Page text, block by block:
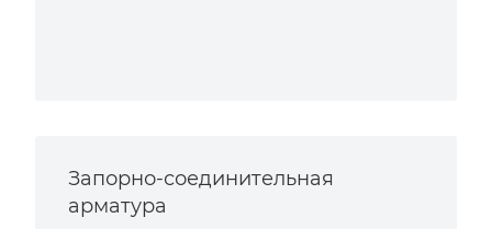
Запорно-соединительная
арматура